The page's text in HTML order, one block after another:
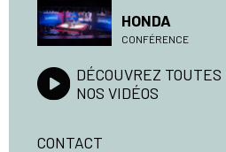
HONDA
CONFÉRENCE
DÉCOUVREZ TOUTES
NOS VIDÉOS
CONTACT